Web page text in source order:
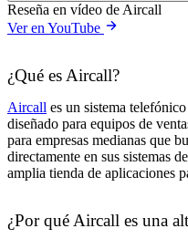
Reseña en vídeo de Aircall
Ver en YouTube
¿Qué es Aircall?
Aircall es un sistema
diseñado para equipos de
para empresas medianas que
directamente en sus sistemas
amplia tienda de aplicaciones
¿Por qué Aircall es una